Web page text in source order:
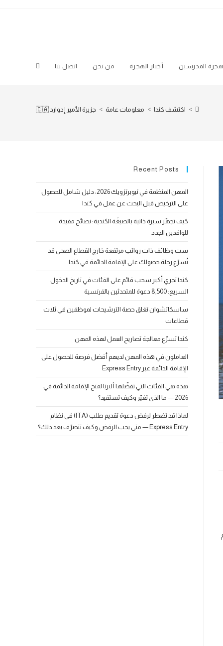
المدرسين أخبار الهجرة من نحن اتصل بنا Toggle
> اكتشف كندا > معلومات عامة > جزيرة الأمير إدوارد 🇨🇦
Recent Posts
المهن المنظمة في نيوبرنزويك 2026: دليل شامل للحصول
على الترخيص قبل البحث عن عمل في كندا
كيف تجهّز سيرة ذاتية بالصيغَة الكندية: نصائح مفيدة
للوافدين الجدد
ست وظائف ذات رواتب مرتفعة خارج القطاع الصحي قد
تُسرّع رحلة حصولك على الإقامة الدائمة في كندا
كندا تجري أكبر سحب قائم على الفئات في تاريخ الدخول
السريع: 8,500 دعوة للمتحدثين بالفرنسية
ساسكاتشوان تغلق حصة الترشيحات لموظفين في ثلاث
قطاعات
كندا تسرّع معالجة تصاريح العمل لهذه المهن
العاملون في هذه المهن لديهم أفضل فرصة للحصول على
الإقامة الدائمة عبر Express Entry
هذه هي الفئات التي تفضّلها ألبرتا لمنح الإقامة الدائمة في
2026 — ما الذي تغيّر وكيف تستفيد؟
لماذا قد تضطر لرفض دعوة تقديم طلب (ITA) في نظام
Express Entry — متى يجب الرفض وكيف تتصرّف بعد ذلك؟